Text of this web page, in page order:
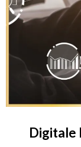
Digitale